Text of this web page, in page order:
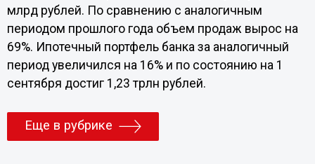
млрд рублей. По сравнению с аналогичным
периодом прошлого года объем продаж вырос на
69%. Ипотечный портфель банка за аналогичный
период увеличился на 16% и по состоянию на 1
сентября достиг 1,23 трлн рублей.
Еще в рубрике